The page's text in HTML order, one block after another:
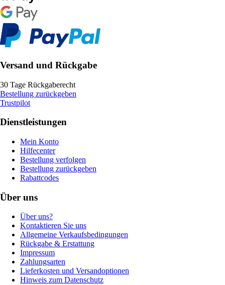
Versand und Rückgabe
30 Tage Rückgaberecht
Bestellung zurückgeben
Trustpilot
Dienstleistungen
Mein Konto
Hilfecenter
Bestellung verfolgen
Bestellung zurückgeben
Rabattcodes
Über uns
Über uns?
Kontaktieren Sie uns
Allgemeine Verkaufsbedingungen
Rückgabe & Erstattung
Impressum
Zahlungsarten
Lieferkosten und Versandoptionen
Hinweis zum Datenschutz